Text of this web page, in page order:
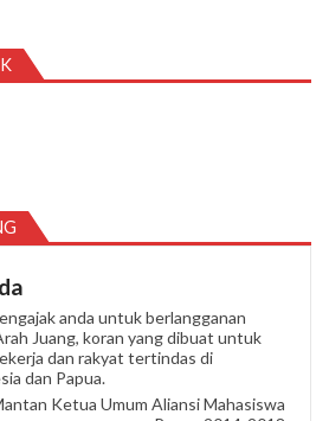
anda untuk berlangganan
Juang, koran yang dibuat untuk
dan rakyat tertindas di
dan Papua.
Ketua Umum Aliansi Mahasiswa